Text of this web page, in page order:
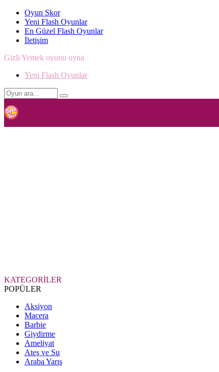
Oyun Skor
Yeni Flash Oyunlar
En Güzel Flash Oyunlar
İletişim
Gizli Yemek oyunu oyna
Yeni Flash Oyunlar
KATEGORİLER
POPÜLER
Aksiyon
Macera
Barbie
Giydirme
Ameliyat
Ateş ve Su
Araba Yarış